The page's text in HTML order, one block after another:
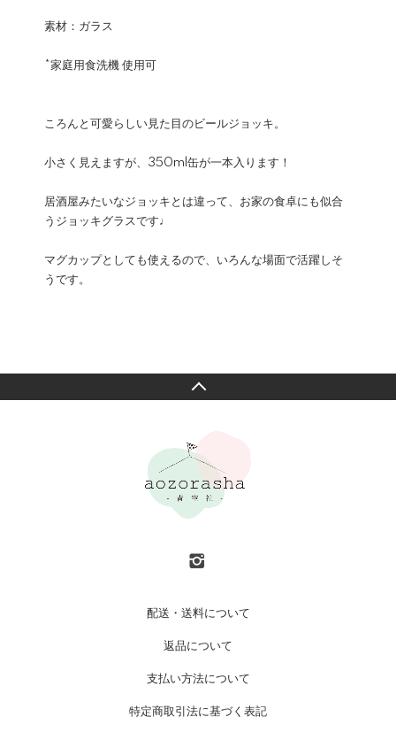
素材：ガラス
*家庭用食洗機 使用可
ころんと可愛らしい見た目のビールジョッキ。
小さく見えますが、350ml缶が一本入ります！
居酒屋みたいなジョッキとは違って、お家の食卓にも似合
うジョッキグラスです♩
マグカップとしても使えるので、いろんな場面で活躍しそ
うです。
配送・送料について
返品について
支払い方法について
特定商取引法に基づく表記